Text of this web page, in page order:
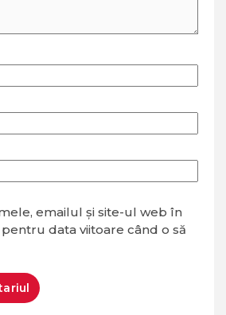
emailul și site-ul web în
data viitoare când o să